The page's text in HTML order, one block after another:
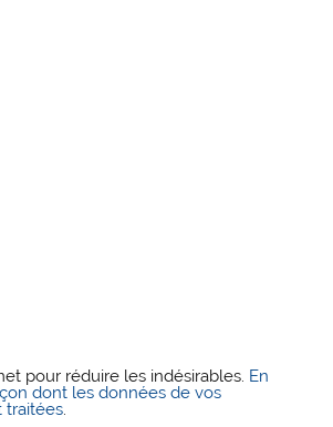
pour réduire les indésirables. En
dont les données de vos
traitées.